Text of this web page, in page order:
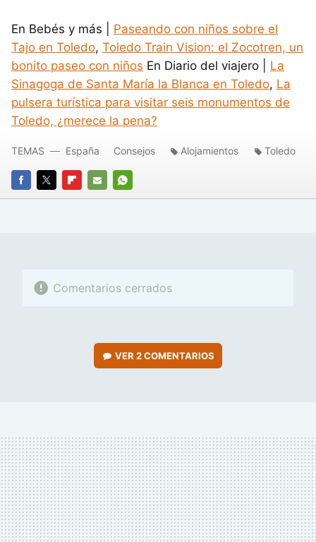
En Bebés y más | Paseando con niños sobre el
Tajo en Toledo, Toledo Train Vision: el Zocotren, un
bonito paseo con niños En Diario del viajero | La
Sinagoga de Santa María la Blanca en Toledo, La
pulsera turística para visitar seis monumentos de
Toledo, ¿merece la pena?
FACEBOOK
TWITTERFLIPBOARD
E-
WHATSAPP
TEMAS España Consejos Alojamientos Toledo
Comentarios cerrados
VER2 COMENTARIOS